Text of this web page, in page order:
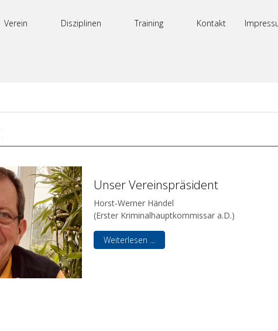
Verein Disziplinen Training Kontakt
Unser Vereinspräsident
Horst-Werner Händel
(Erster Kriminalhauptkommissar a.D.)
Weiterlesen ...